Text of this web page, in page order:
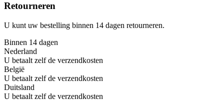
Retourneren
U kunt uw bestelling binnen 14 dagen retourneren.
Binnen 14 dagen
Nederland
U betaalt zelf de verzendkosten
België
U betaalt zelf de verzendkosten
Duitsland
U betaalt zelf de verzendkosten